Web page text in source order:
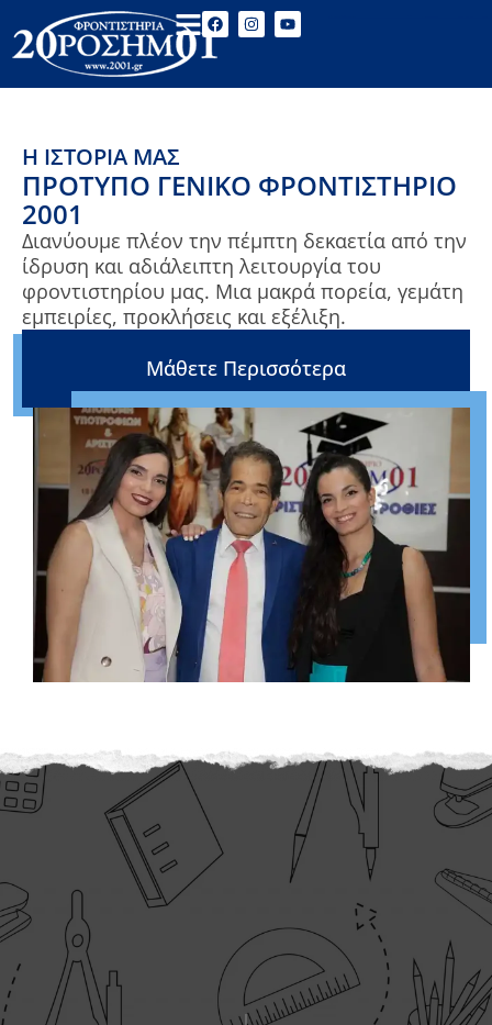
Η ΙΣΤΟΡΊΑ ΜΑΣ
ΠΡΟΤΥΠΟ ΓΕΝΙΚΟ ΦΡΟΝΤΙΣΤΗΡΙΟ
2001
Διανύουμε πλέον την πέμπτη δεκαετία από την
ίδρυση και αδιάλειπτη λειτουργία του
φροντιστηρίου μας. Μια μακρά πορεία, γεμάτη
εμπειρίες, προκλήσεις και εξέλιξη.
Μάθετε Περισσότερα